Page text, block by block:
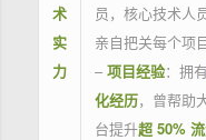
术
实
力
员，核心技术人
亲自把关每个项
– 项目经验：拥有
化经历，曾帮助
台提升超 50%